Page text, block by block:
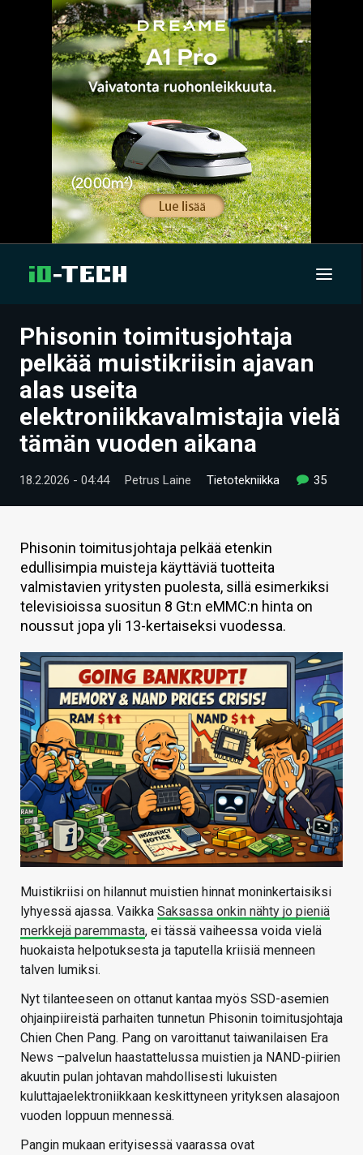
UUTISET
ARTIKKELIT
VIDEOT
TECHBBS
TIETOA
KAUPPA
VAIHDA TEEMA
HAKU
Phisonin toimitusjohtaja
pelkää muistikriisin ajavan
alas useita
elektroniikkavalmistajia vielä
tämän vuoden aikana
18.2.2026 - 04:44 Petrus Laine Tietotekniikka 35
Phisonin toimitusjohtaja pelkää etenkin
edullisimpia muisteja käyttäviä tuotteita
valmistavien yritysten puolesta, sillä esimerkiksi
televisioissa suositun 8 Gt:n eMMC:n hinta on
noussut jopa yli 13-kertaiseksi vuodessa.
Muistikriisi on hilannut muistien hinnat moninkertaisiksi
lyhyessä ajassa. Vaikka Saksassa onkin nähty jo pieniä
merkkejä paremmasta, ei tässä vaiheessa voida vielä
huokaista helpotuksesta ja taputella kriisiä menneen
talven lumiksi.
Nyt tilanteeseen on ottanut kantaa myös SSD-asemien
ohjainpiireistä parhaiten tunnetun Phisonin toimitusjohtaja
Chien Chen Pang. Pang on varoittanut taiwanilaisen Era
News –palvelun haastattelussa muistien ja NAND-piirien
akuutin pulan johtavan mahdollisesti lukuisten
kuluttajaelektroniikkaan keskittyneen yrityksen alasajoon
vuoden loppuun mennessä.
Pangin mukaan erityisessä vaarassa ovat